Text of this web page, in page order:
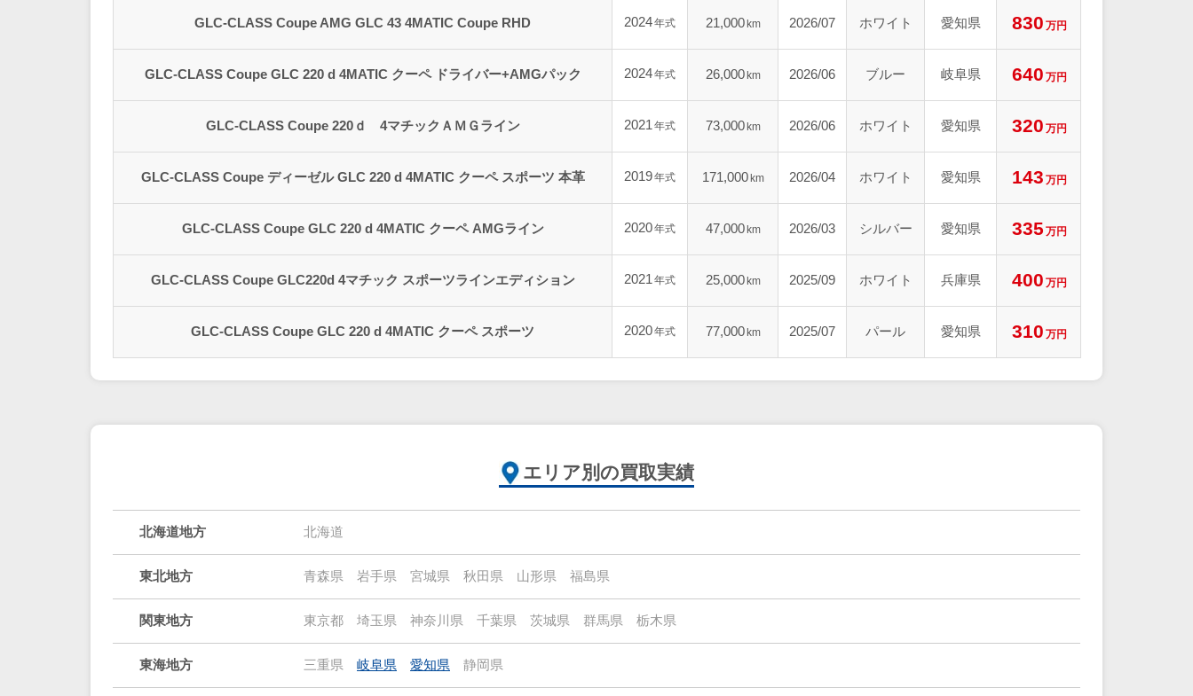
GLC-CLASS Coupe AMG GLC 43 4MATIC Coupe RHD 2024年式 21,000 km 2026/07 ホワイト 愛知県 830 万円
GLC-CLASS Coupe GLC 220 d 4MATIC クーペ ドライバー+AMGパック 2024年式 26,000 km 2026/06 ブルー 岐阜県 640 万円
GLC-CLASS Coupe 220ｄ 4マチックＡＭＧライン 2021 年式 73,000 km 2026/06 ホワイト 愛知県 320 万円
GLC-CLASS Coupe ディーゼル GLC 220 d 4MATIC クーペ スポーツ 本革 2019年式 171,000 km 2026/04 ホワイト 愛知県 143 万円
GLC-CLASS Coupe GLC 220 d 4MATIC クーペ AMGライン 2020年式 47,000 km 2026/03 シルバー 愛知県 335 万円
GLC-CLASS Coupe GLC220d 4マチック スポーツラインエディション 2021 年式 25,000 km 2025/09 ホワイト 兵庫県 400 万円
GLC-CLASS Coupe GLC 220 d 4MATIC クーペ スポーツ 2020年式 77,000 km 2025/07 パール 愛知県 310 万円
エリア別の買取実績
北海道地方 北海道
東北地方 青森県 岩手県 宮城県 秋田県 山形県 福島県
関東地方 東京都 埼玉県 神奈川県 千葉県 茨城県 群馬県 栃木県
東海地方 三重県 岐阜県 愛知県 静岡県